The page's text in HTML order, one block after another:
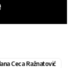
Ceca Ražnatović